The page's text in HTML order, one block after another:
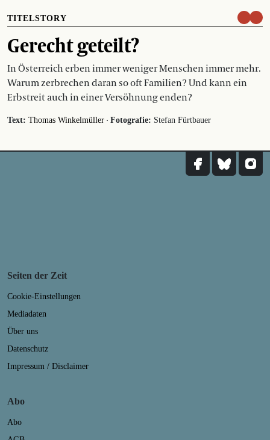
TITELSTORY
Gerecht geteilt?
In Österreich erben immer weniger Menschen immer mehr.
Warum zerbrechen daran so oft Familien? Und kann ein
Erbstreit auch in einer Versöhnung enden?
Text: Thomas Winkelmüller · Fotografie: Stefan Fürtbauer
Seiten der Zeit
Cookie-Einstellungen
Mediadaten
Über uns
Datenschutz
Impressum / Disclaimer
Abo
Abo